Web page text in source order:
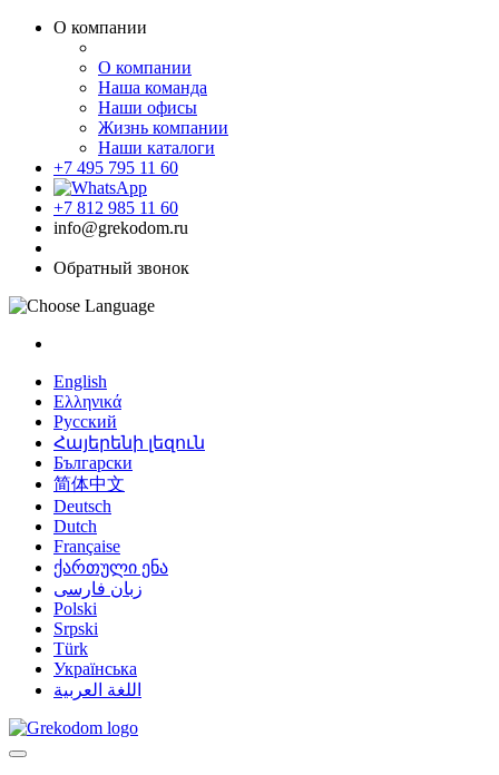
О компании
О компании
Наша команда
Наши офисы
Жизнь компании
Наши каталоги
+7 495 795 11 60
+7 812 985 11 60
info@grekodom.ru
Обратный звонок
English
Ελληνικά
Русский
Հայերենի լեզուն
Български
简体中文
Deutsch
Dutch
Française
ქართული ენა
زبان فارسی
Polski
Srpski
Türk
Українська
اللغة العربية